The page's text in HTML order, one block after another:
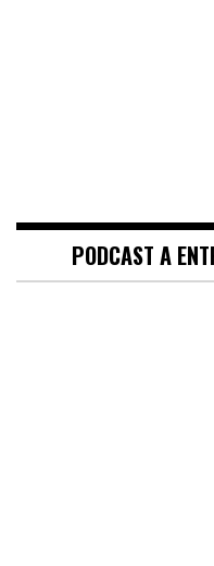
PODCAST A